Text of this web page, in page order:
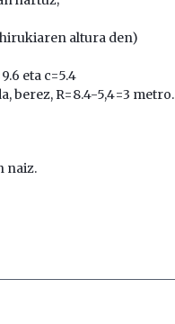
altura den)
eta c=5.4
berez, R=8.4-5,4=3 metro.
naiz.